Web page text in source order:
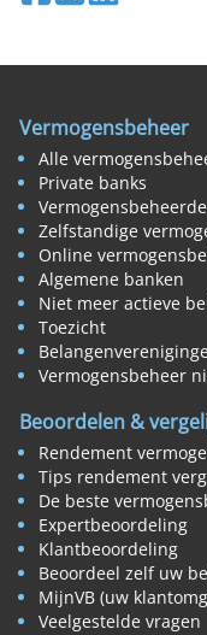
Vermogensbeheer
Alle
Private banks
Zelfstandige
Online
Algemene banken
Niet meer actieve
Toezicht
Vermogensbeheer
Beoordelen &
Rendement
Tips rendement
De beste
Expertbeoordeling
Klantbeoordeling
Beoordeel zelf uw
MijnVB (uw
Veelgestelde vragen